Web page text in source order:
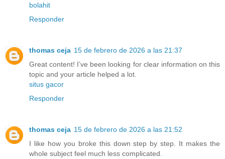
bolahit
Responder
thomas ceja 15 de febrero de 2026 a las 21:37
Great content! I’ve been looking for clear information on this
topic and your article helped a lot.
situs gacor
Responder
thomas ceja 15 de febrero de 2026 a las 21:52
I like how you broke this down step by step. It makes the
whole subject feel much less complicated.